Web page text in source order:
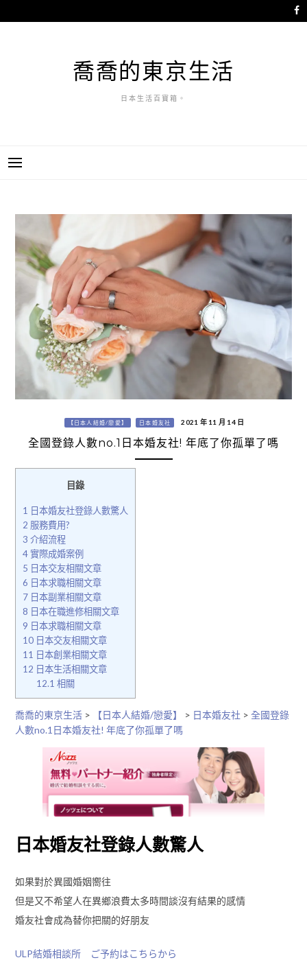
至
喬喬的東京生活
日本生活百寶箱。
【日本人結婚/戀愛】 日本婚友社 2021 年 11 月 14 日
全國登錄人數no.1日本婚友社! 年底了你孤單了嗎
目錄
1 日本婚友社登錄人數驚人
2 服務費用?
3 介紹流程
4實際成婚案例
5 日本交友相關文章
6 日本求職相關文章
7日本副業相關文章
8 日本在職進修相關文章
9 日本求職相關文章
10日本交友相關文章
11 日本創業相關文章
12 日本生活相關文章
12.1 相關
喬喬的東京生活> 【日本人結婚/戀愛】 > 日本婚友社 > 全國登錄
人數no.1日本婚友社! 年底了你孤單了嗎
日本婚友社登錄人數驚人
如果對於異國婚姻嚮往
但是又不希望人在異鄉浪費太多時間談沒有結果的感情
婚友社會成為替你把關的好朋友
ULP結婚相談所 ご予約はこちらから